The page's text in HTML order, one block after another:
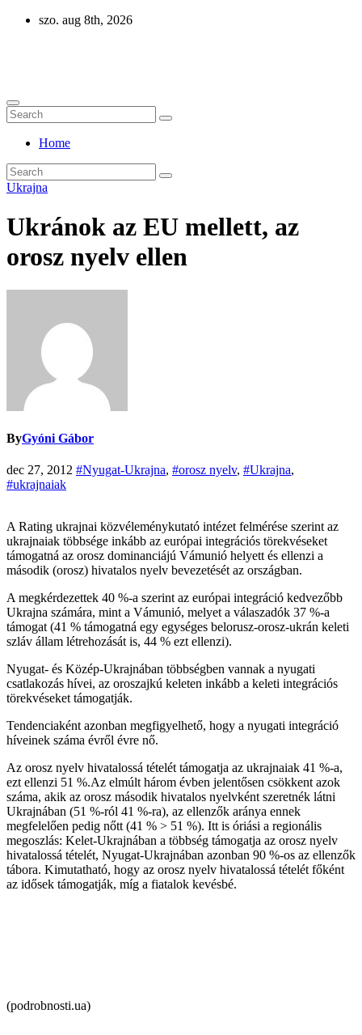
Skip
szo. aug 8th, 2026
Home
Ukrajna
Ukránok az EU mellett, az
orosz nyelv ellen
ByGyóni Gábor
dec 27, 2012 #Nyugat-Ukrajna, #orosz nyelv, #Ukrajna,
#ukrajnaiak
A Rating ukrajnai közvéleménykutató intézet felmérése szerint az
ukrajnaiak többsége inkább az európai integrációs törekvéseket
támogatná az orosz dominanciájú Vámunió helyett és ellenzi a
második (orosz) hivatalos nyelv bevezetését az országban.
A megkérdezettek 40 %-a szerint az európai integráció kedvezőbb
Ukrajna számára, mint a Vámunió, melyet a válaszadók 37 %-a
támogat (41 % támogatná egy egységes belorusz-orosz-ukrán keleti
szláv állam létrehozását is, 44 % ezt ellenzi).
Nyugat- és Közép-Ukrajnában többségben vannak a nyugati
csatlakozás hívei, az oroszajkú keleten inkább a keleti integrációs
törekvéseket támogatják.
Tendenciaként azonban megfigyelhető, hogy a nyugati integráció
híveinek száma évről évre nő.
Az orosz nyelv hivatalossá tételét támogatja az ukrajnaiak 41 %-a,
ezt ellenzi 51 %.Az elmúlt három évben jelentősen csökkent azok
száma, akik az orosz második hivatalos nyelvként szeretnék látni
Ukrajnában (51 %-ról 41 %-ra), az ellenzők aránya ennek
megfelelően pedig nőtt (41 % > 51 %). Itt is óriási a regionális
megoszlás: Kelet-Ukrajnában a többség támogatja az orosz nyelv
hivatalossá tételét, Nyugat-Ukrajnában azonban 90 %-os az ellenzők
tábora. Kimutatható, hogy az orosz nyelv hivatalossá tételét főként
az idősek támogatják, míg a fiatalok kevésbé.
(podrobnosti.ua)